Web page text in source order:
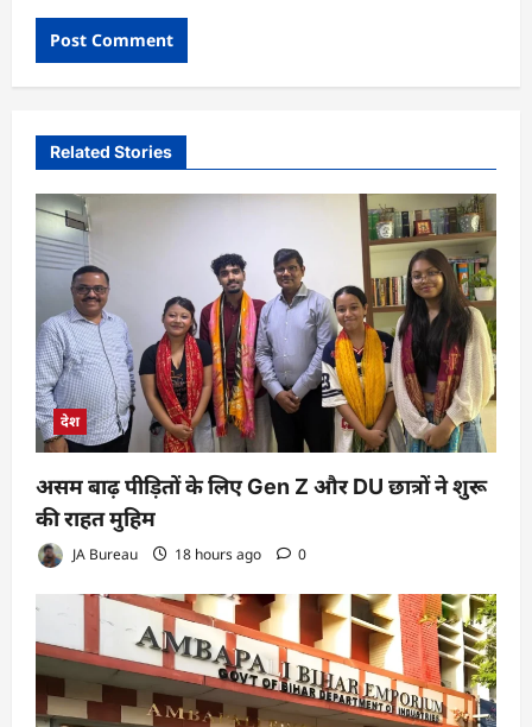
Related Stories
देश
असम बाढ़ पीड़ितों के लिए Gen Z और DU छात्रों ने शुरू
की राहत मुहिम
JA Bureau 18 hours ago 0